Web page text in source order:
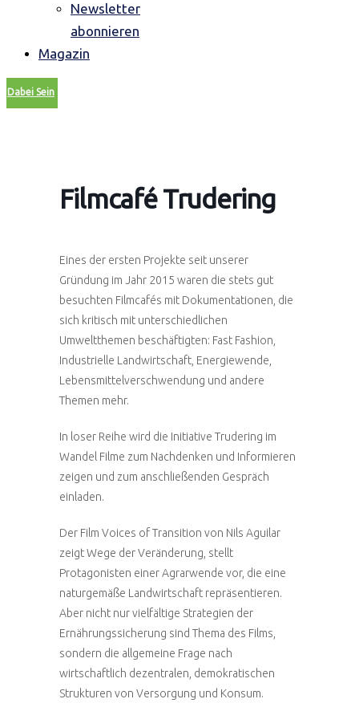
Newsletter
abonnieren
Magazin
Dabei Sein
Filmcafé Trudering
Eines der ersten Projekte seit unserer
Gründung im Jahr 2015 waren die stets gut
besuchten Filmcafés mit Dokumentationen, die
sich kritisch mit unterschiedlichen
Umweltthemen beschäftigten: Fast Fashion,
Industrielle Landwirtschaft, Energiewende,
Lebensmittelverschwendung und andere
Themen mehr.
In loser Reihe wird die Initiative Trudering im
Wandel Filme zum Nachdenken und Informieren
zeigen und zum anschließenden Gespräch
einladen.
Der Film Voices of Transition von Nils Aguilar
zeigt Wege der Veränderung, stellt
Protagonisten einer Agrarwende vor, die eine
naturgemäße Landwirtschaft repräsentieren.
Aber nicht nur vielfältige Strategien der
Ernährungssicherung sind Thema des Films,
sondern die allgemeine Frage nach
wirtschaftlich dezentralen, demokratischen
Strukturen von Versorgung und Konsum.